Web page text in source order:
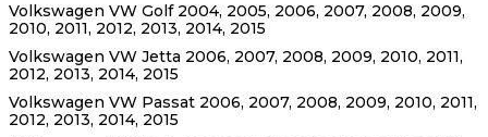
Volkswagen VW Golf 2004, 2005, 2006, 2007, 2008, 2009,
2010, 2011, 2012, 2013, 2014, 2015
Volkswagen VW Jetta 2006, 2007, 2008, 2009, 2010, 2011,
2012, 2013, 2014, 2015
Volkswagen VW Passat 2006, 2007, 2008, 2009, 2010, 2011,
2012, 2013, 2014, 2015